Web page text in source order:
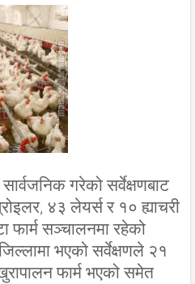
गरेको सर्वेक्षणबाट
४३ लेयर्स र १० ह्याचरी
फार्म सञ्चालनमा रहेको
भएको सर्वेक्षणले २१
फार्म भएको समेत